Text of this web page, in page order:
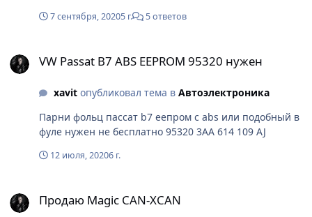
7 сентября, 20205 г. 5 ответов
VW Passat B7 ABS EEPROM 95320 нужен
xavitопубликовал тема в Автоэлектроника
Парни фольц пассат b7 еепром с abs или подобный в
фуле нужен не бесплатно 95320 3AA 614 109 AJ
12 июля, 20206 г.
Продаю Magic CAN-XCAN